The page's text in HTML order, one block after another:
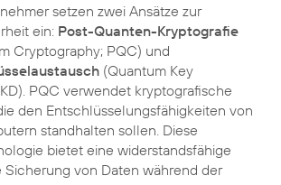
setzen zwei Ansätze zur
ein: Post-Quanten-Kryptografie
Cryptography; PQC) und
(Quantum Key
PQC verwendet kryptografische
den Entschlüsselungsfähigkeiten von
standhalten sollen. Diese
bietet eine widerstandsfähige
Sicherung von Daten während der